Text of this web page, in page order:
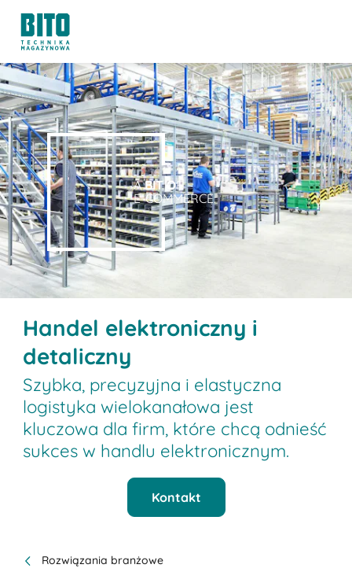
ABIT OF
E-COMMERCE.
Handel elektroniczny i
detaliczny
Szybka, precyzyjna i elastyczna
logistyka wielokanałowa jest
kluczowa dla firm, które chcą odnieść
sukces w handlu elektronicznym.
Kontakt
Rozwiązania branżowe